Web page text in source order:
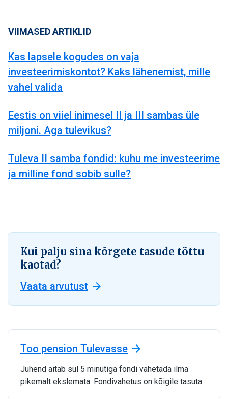
VIIMASED ARTIKLID
Kas lapsele kogudes on vaja
investeerimiskontot? Kaks lähenemist, mille
vahel valida
Eestis on viiel inimesel II ja III sambas üle
miljoni. Aga tulevikus?
Tuleva II samba fondid: kuhu me investeerime
ja milline fond sobib sulle?
Kui palju sina kõrgete tasude tõttu
kaotad?
Vaata arvutust
Too pension Tulevasse
Juhend aitab sul 5 minutiga fondi vahetada ilma
pikemalt ekslemata. Fondivahetus on kõigile tasuta.